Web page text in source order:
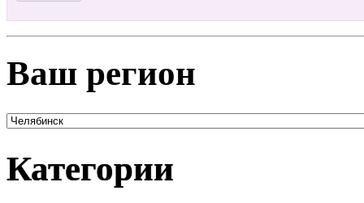
Ваш регион
Категории